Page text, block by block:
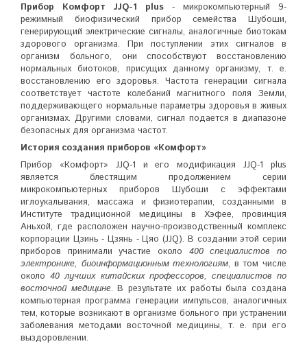
Прибор Комфорт JJQ-1 plus - микрокомпьютерный 9-
режимный биофизический прибор семейства Шубоши,
генерирующий электрические сигналы, аналогичные биотокам
здорового организма. При поступлении этих сигналов в
организм больного, они способствуют восстановлению
нормальных биотоков, присущих данному организму, т. е.
восстановлению его здоровья. Частота генерации сигнала
соответствует частоте колебаний магнитного поля Земли,
поддерживающего нормальные параметры здоровья в живых
организмах. Другими словами, сигнал подается в диапазоне
безопасных для организма частот.
История создания приборов «Комфорт»
Прибор «Комфорт» JJQ-1 и его модификация JJQ-1 plus
является блестящим продолжением серии
микрокомпьютерных приборов Шубоши с эффектами
иглоукалывания, массажа и физиотерапии, созданными в
Институте традиционной медицины в Хэфее, провинция
Аньхой, где расположен научно-производственный комплекс
корпорации Цзинь - Цзянь - Цяо (JJQ). В создании этой серии
приборов принимали участие около 400 специалистов по
электронике, биоинформационным технологиям, в том числе
около40 лучших китайских профессоров, специалистов по
восточной медицине. В результате их работы была создана
компьютерная программа генерации импульсов, аналогичных
тем, которые возникают в организме больного при устранении
заболевания методами восточной медицины, т. е. при его
выздоровлении.